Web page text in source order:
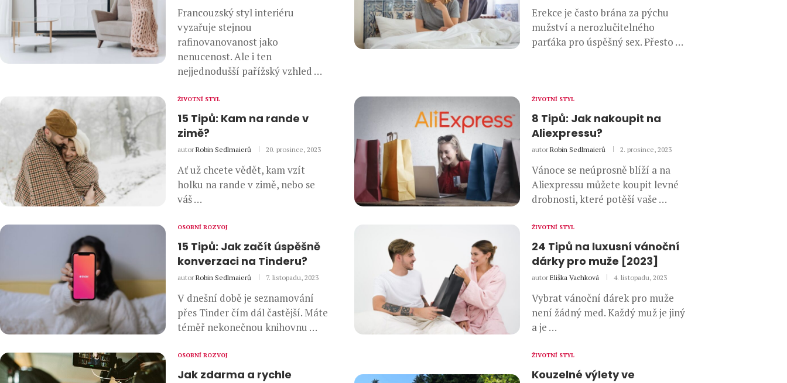
Francouzský styl interiéru
vyzařuje stejnou
rafinovanovanost jako
nenucenost. Ale i ten
nejjednodušší pařížský vzhled …
Erekce je často brána za pýchu
mužství a nerozlučitelného
parťáka pro úspěšný sex. Přesto …
ŽIVOTNÍ STYL
15 Tipů: Kam na rande v
zimě?
autor Robin Sedlmaierů 20. prosince, 2023
Ať už chcete vědět, kam vzít
holku na rande v zimě, nebo se
váš …
ŽIVOTNÍ STYL
8 Tipů: Jak nakoupit na
Aliexpressu?
autor Robin Sedlmaierů 2. prosince, 2023
Vánoce se neúprosně blíží a na
Aliexpressu můžete koupit levné
drobnosti, které potěší vaše …
OSOBNÍ ROZVOJ
15 Tipů: Jak začít úspěšně
konverzaci na Tinderu?
autor Robin Sedlmaierů 7. listopadu, 2023
V dnešní době je seznamování
přes Tinder čím dál častější. Máte
téměř nekonečnou knihovnu …
ŽIVOTNÍ STYL
24 Tipů na luxusní vánoční
dárky pro muže [2023]
autor Eliška Vachková 4. listopadu, 2023
Vybrat vánoční dárek pro muže
není žádný med. Každý muž je jiný
a je …
OSOBNÍ ROZVOJ
Jak zdarma a rychle
ŽIVOTNÍ STYL
Kouzelné výlety ve